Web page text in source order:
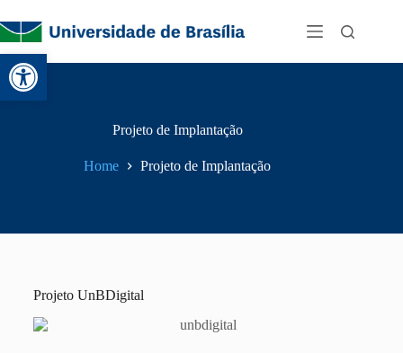
Abrir a barra de ferramentas
Projeto de Implantação
Home Projeto de Implantação
Projeto UnBDigital